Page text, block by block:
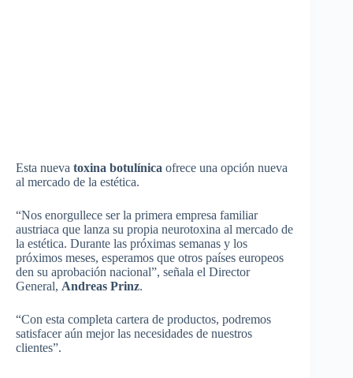
Esta nueva toxina botulínica ofrece una opción nueva
al mercado de la estética.
“Nos enorgullece ser la primera empresa familiar
austriaca que lanza su propia neurotoxina al mercado de
la estética. Durante las próximas semanas y los
próximos meses, esperamos que otros países europeos
den su aprobación nacional”, señala el Director
General, Andreas Prinz.
“Con esta completa cartera de productos, podremos
satisfacer aún mejor las necesidades de nuestros
clientes”.